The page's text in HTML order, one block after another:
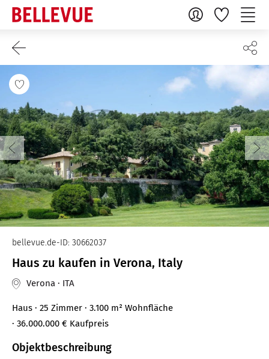
bellevue.de-ID: 30662037
Haus zu kaufen in Verona, Italy
Verona · ITA
Haus · 25 Zimmer · 3.100 m² Wohnfläche
· 36.000.000 € Kaufpreis
Objektbeschreibung